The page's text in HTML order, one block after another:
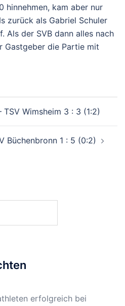
hinnehmen, kam aber nur
zurück als Gabriel Schuler
Als der SVB dann alles nach
Gastgeber die Partie mit
TSV Wimsheim 3 : 3 (1:2)
Büchenbronn 1 : 5 (0:2)
erfolgreich bei